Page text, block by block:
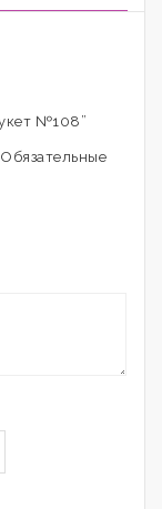
№108”
Обязательные